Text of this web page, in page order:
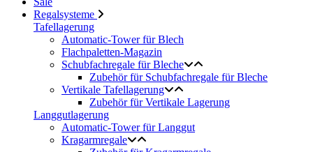
Regalsysteme
Tafellagerung
Automatic-Tower für Blech
Flachpaletten-Magazin
Schubfachregale für Bleche
Zubehör für Schubfachregale für Bleche
Vertikale Tafellagerung
Zubehör für Vertikale Lagerung
Langgutlagerung
Automatic-Tower für Langgut
Kragarmregale